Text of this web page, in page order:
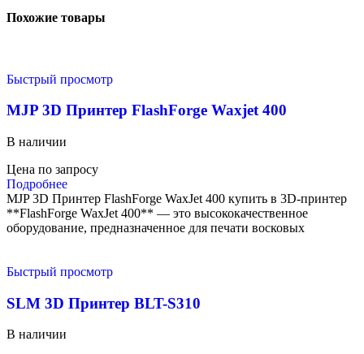
Похожие товары
Быстрый просмотр
MJP 3D Принтер FlashForge Waxjet 400
В наличии
Цена по запросу
Подробнее
MJP 3D Принтер FlashForge WaxJet 400 купить в 3D-принтер
**FlashForge WaxJet 400** — это высококачественное
оборудование, предназначенное для печати восковых
Быстрый просмотр
SLM 3D Принтер BLT-S310
В наличии